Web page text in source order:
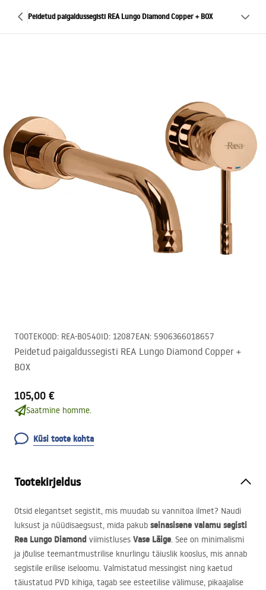
Peidetud paigaldussegisti REA Lungo Diamond Copper + BOX
TOOTEKOOD: REA-B0540ID: 12087EAN: 5906366018657
Peidetud paigaldussegisti REA Lungo Diamond Copper +
BOX
105,00 €
Saatmine homme.
Küsi toote kohta
Tootekirjeldus
Otsid elegantset segistit, mis muudab su vannitoa ilmet? Naudi
luksust ja nüüdisaegsust, mida pakub seinasisene valamu segisti
Rea Lungo Diamond viimistluses Vase Läige. See on minimalismi
ja jõulise teemantmustrilise knurlingu täiuslik kooslus, mis annab
segistile erilise iseloomu. Valmistatud messingist ning kaetud
täiustatud PVD kihiga, tagab see esteetilise välimuse, pikaajalise